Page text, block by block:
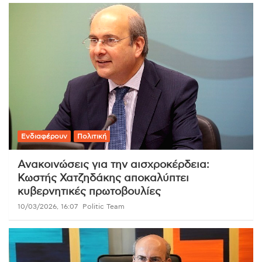
Ενδιαφέρουν Πολιτική
Ανακοινώσεις για την αισχροκέρδεια:
Κωστής Χατζηδάκης αποκαλύπτει
κυβερνητικές πρωτοβουλίες
10/03/2026, 16:07 Politic Team